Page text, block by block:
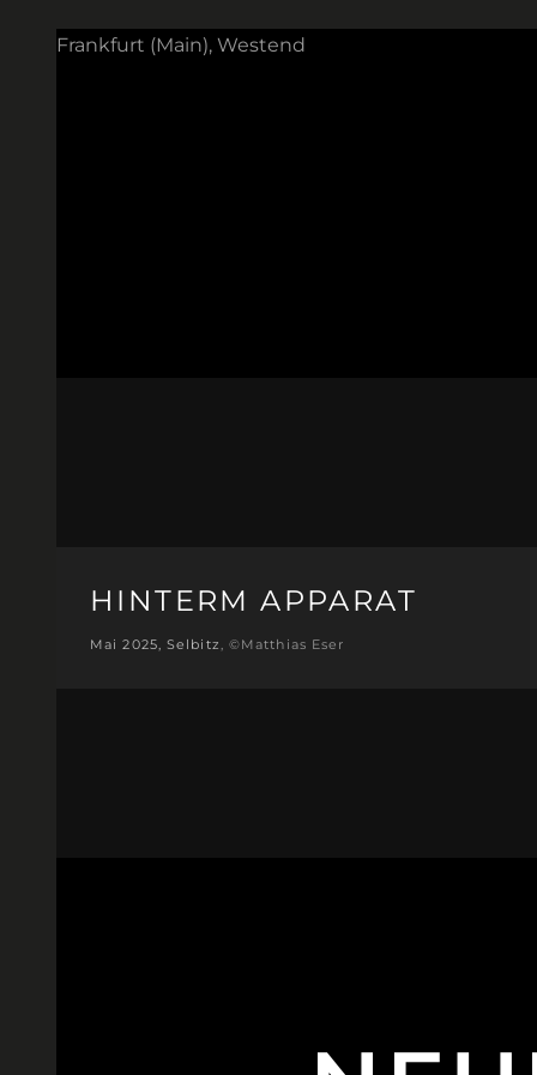
Frankfurt (Main), Westend
HINTERM APPARAT
Mai 2025, Selbitz , ©Matthias Eser